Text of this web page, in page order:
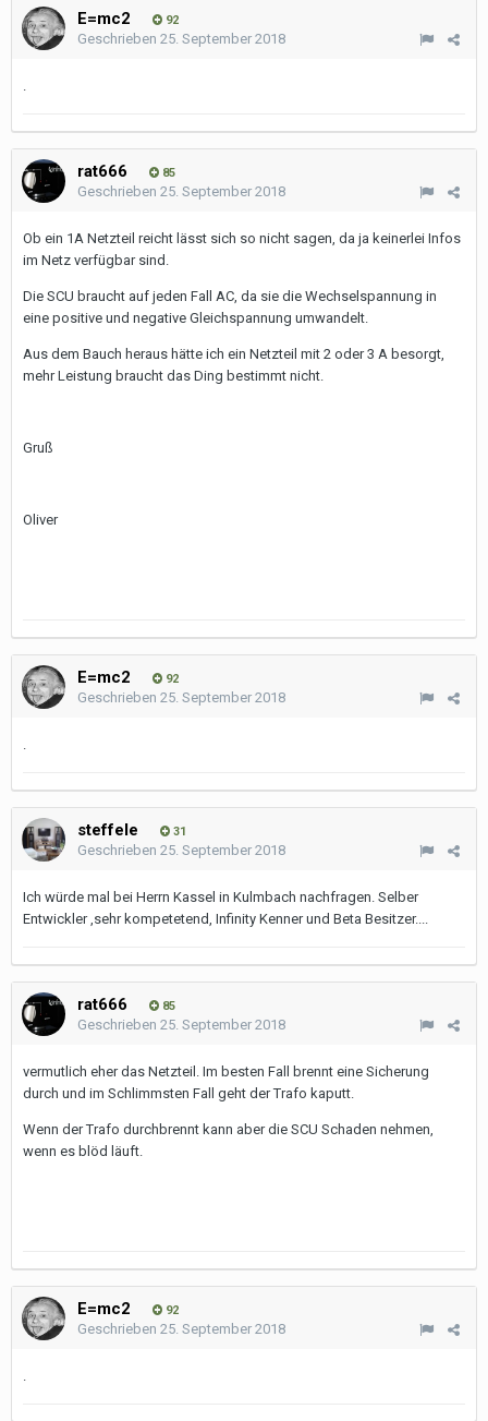
E=mc2 92
Geschrieben 25. September 2018
.
rat666 85
Geschrieben 25. September 2018
Ob ein 1A Netzteil reicht lässt sich so nicht sagen, da ja keinerlei Infos
im Netz verfügbar sind.
Die SCU braucht auf jeden Fall AC, da sie die Wechselspannung in
eine positive und negative Gleichspannung umwandelt.
Aus dem Bauch heraus hätte ich ein Netzteil mit 2 oder 3 A besorgt,
mehr Leistung braucht das Ding bestimmt nicht.
Gruß
Oliver
E=mc2 92
Geschrieben 25. September 2018
.
steffele 31
Geschrieben 25. September 2018
Ich würde mal bei Herrn Kassel in Kulmbach nachfragen. Selber
Entwickler ,sehr kompetetend, Infinity Kenner und Beta Besitzer....
rat666 85
Geschrieben 25. September 2018
vermutlich eher das Netzteil. Im besten Fall brennt eine Sicherung
durch und im Schlimmsten Fall geht der Trafo kaputt.
Wenn der Trafo durchbrennt kann aber die SCU Schaden nehmen,
wenn es blöd läuft.
E=mc2 92
Geschrieben 25. September 2018
.